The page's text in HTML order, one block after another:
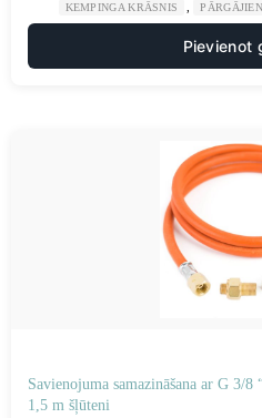
KEMPINGA KRĀSNIS
Pievienot
Savienojuma samazināšana ar G 3/
1,5 m šļūteni